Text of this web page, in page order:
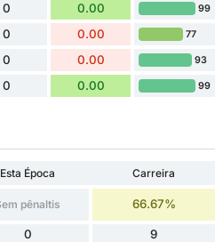
0 0.00 99
0 0.00 77
0 0.00 93
0 0.00 99
Esta Época
Carreira
pênaltis 66.67%
0 9